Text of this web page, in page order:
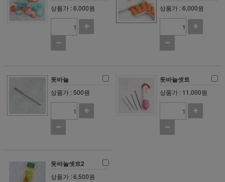
상품가 : 6,000원 상품가 : 6,000원
돗바늘
상품가 : 500원
돗바늘셋트
상품가 : 11,000원
돗바늘셋트2
상품가 : 6,500원